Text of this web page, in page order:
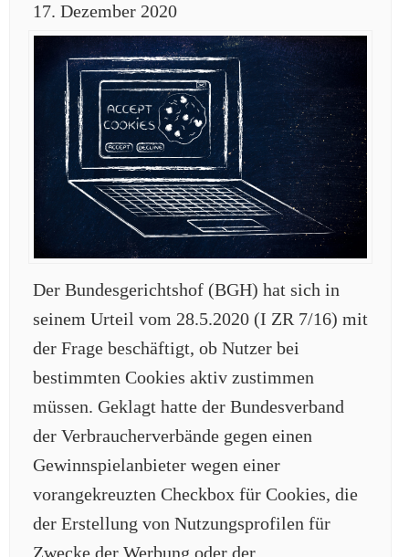
17. Dezember 2020
Der Bundesgerichtshof (BGH) hat sich in
seinem Urteil vom 28.5.2020 (I ZR 7/16) mit
der Frage beschäftigt, ob Nutzer bei
bestimmten Cookies aktiv zustimmen
müssen. Geklagt hatte der Bundesverband
der Verbraucherverbände gegen einen
Gewinnspielanbieter wegen einer
vorangekreuzten Checkbox für Cookies, die
der Erstellung von Nutzungsprofilen für
Zwecke der Werbung oder der